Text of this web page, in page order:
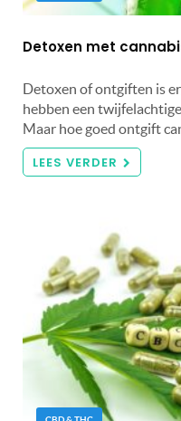
Detoxen met
Detoxen of ontgiften is
hebben een
Maar hoe goed ontgift
LEES VERDER